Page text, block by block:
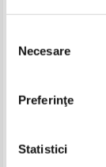
consimțământului
Necesare
Preferinţe
Statistici
Adaugă în